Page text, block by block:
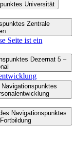
Universität
Zentrale
Seite ist ein
Dezernat 5 –​​
Navigationspunktes
Fortbildung